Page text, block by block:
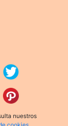
nuestros